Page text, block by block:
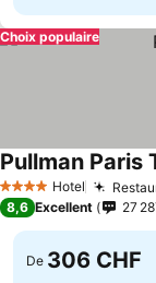
Choix populaire
4 Étoiles Hotel
Pullman Paris
8,6 Excellent 27
De 306 CHF